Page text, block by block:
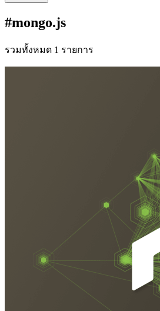
#mongo.js
รวมทั้งหมด 1 รายการ